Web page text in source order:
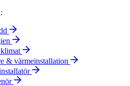
& värmeinstallation